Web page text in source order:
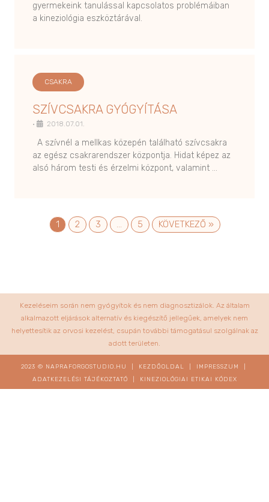
gyermekeink tanulással kapcsolatos problémáiban
a kineziológia eszköztárával.
CSAKRA
SZÍVCSAKRA GYÓGYÍTÁSA
• 2018.07.01.
A szívnél a mellkas közepén található szívcsakra
az egész csakrarendszer központja. Hidat képez az
alsó három testi és érzelmi központ, valamint …
1 2 3 … 5 KÖVETKEZŐ »
Kezeléseim során nem gyógyítok és nem diagnosztizálok. Az általam
alkalmazott eljárások alternatív és kiegészítő jellegűek, amelyek nem
helyettesítik az orvosi kezelést, csupán további támogatásul szolgálnak az
adott területen.
2023 © NAPRAFORGOSTUDIO.HU | KEZDŐOLDAL IMPRESSZUM
ADATKEZELÉSI TÁJÉKOZTATÓ
KINEZIOLÓGIAI ETIKAI KÓDEX